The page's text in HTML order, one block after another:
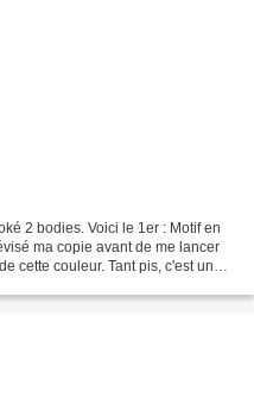
2 bodies. Voici le 1er : Motif en
ma copie avant de me lancer
cette couleur. Tant pis, c'est un